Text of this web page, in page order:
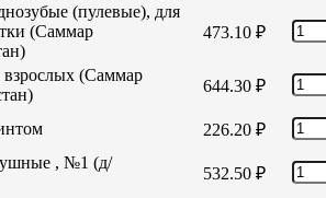
(пулевые), для
(Саммар
473.10 ₽
взрослых (Саммар
644.30 ₽
226.20 ₽
, №1 (д/
532.50 ₽